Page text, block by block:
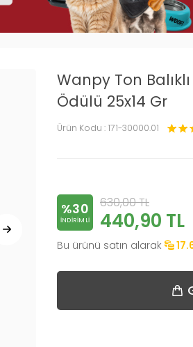
Wanpy Ton
Ödülü 25x14 Gr
Ürün Kodu : 171-30000.01
%30
INDIRIMLI
630,00TL
440,90 TL
Bu ürünü satın alarak